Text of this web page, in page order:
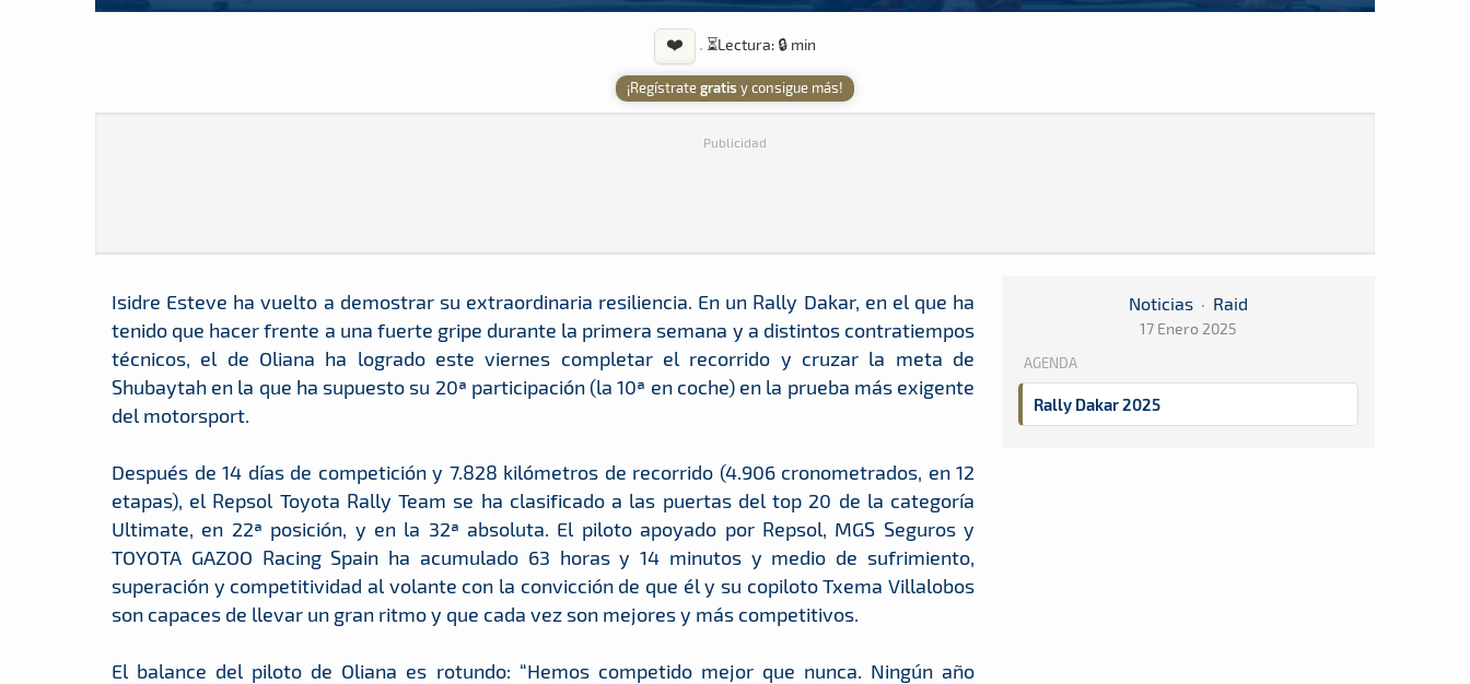
❤️ · ⏳Lectura: 🔒 min
¡Regístrategratis y consigue más!
Publicidad
Noticias · Raid
17 Enero 2025
AGENDA
Rally Dakar 2025
Isidre Esteve ha vuelto a demostrar su extraordinaria resiliencia. En un Rally Dakar, en el que ha
tenido que hacer frente a una fuerte gripe durante la primera semana y a distintos contratiempos
técnicos, el de Oliana ha logrado este viernes completar el recorrido y cruzar la meta de
Shubaytah en la que ha supuesto su 20ª participación (la 10ª en coche) en la prueba más exigente
del motorsport.
Después de 14 días de competición y 7.828 kilómetros de recorrido (4.906 cronometrados, en 12
etapas), el Repsol Toyota Rally Team se ha clasificado a las puertas del top 20 de la categoría
Ultimate, en 22ª posición, y en la 32ª absoluta. El piloto apoyado por Repsol, MGS Seguros y
TOYOTA GAZOO Racing Spain ha acumulado 63 horas y 14 minutos y medio de sufrimiento,
superación y competitividad al volante con la convicción de que él y su copiloto Txema Villalobos
son capaces de llevar un gran ritmo y que cada vez son mejores y más competitivos.
El balance del piloto de Oliana es rotundo: “Hemos competido mejor que nunca. Ningún año